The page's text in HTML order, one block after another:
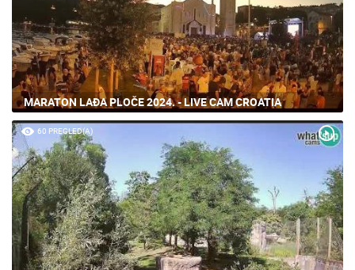
MARATON LAĐA PLOČE 2024. - LIVE CAM CROATIA
60 PREGLED(A)